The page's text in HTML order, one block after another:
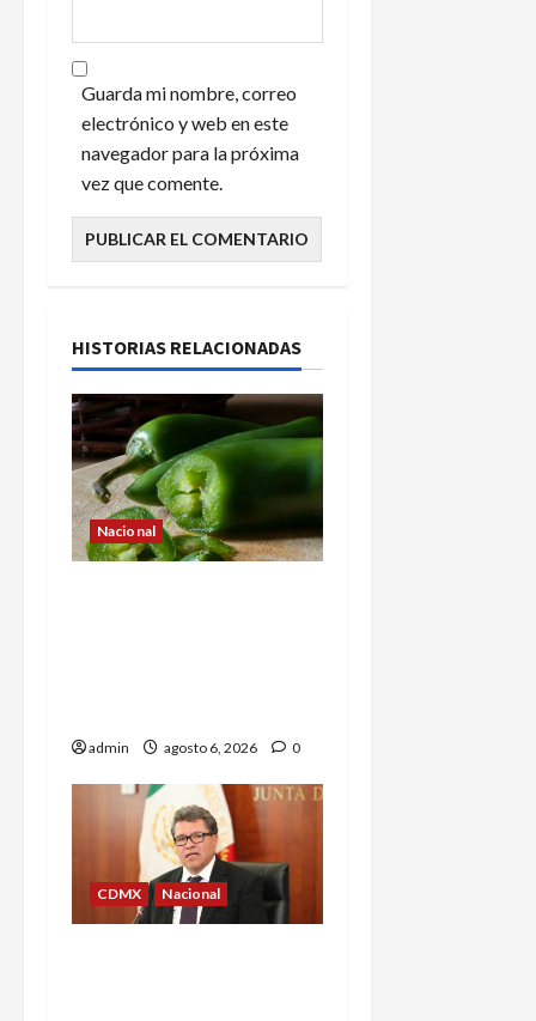
Guarda mi nombre, correo
electrónico y web en este
navegador para la próxima
vez que comente.
HISTORIAS RELACIONADAS
Nacional
admin agosto 6, 2026 0
CDMX Nacional